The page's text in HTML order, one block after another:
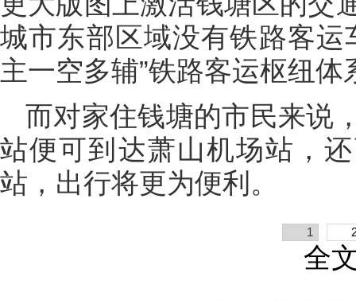
城市东部区域没有铁路客运
主一空多辅”铁路客运枢纽
而对家住钱塘的市民来说
站便可到达萧山机场站，
站，出行将更为便利。
1
全